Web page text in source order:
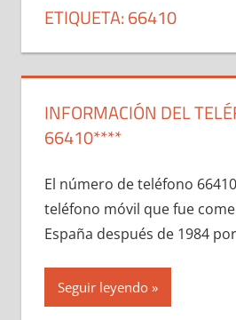
ETIQUETA:66410
INFORMACIÓN DEL
66410****
El número dе teléfono
teléfono móvil quе fue
España después dе 1984
Seguir leyendo